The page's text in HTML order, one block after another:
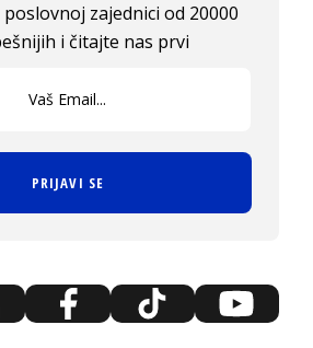
zajednici od 20000
i čitajte nas prvi
PRIJAVI SE